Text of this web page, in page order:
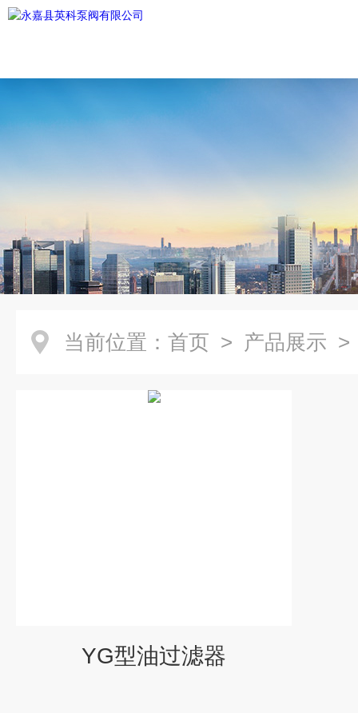
当前位置： 首页 > 产品展示
YG型油过滤器